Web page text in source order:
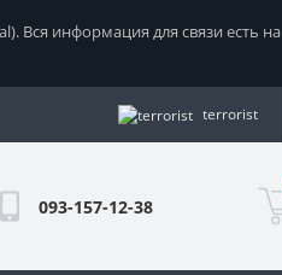
Вся информация для связи есть на
terrorist
093-157-12-38